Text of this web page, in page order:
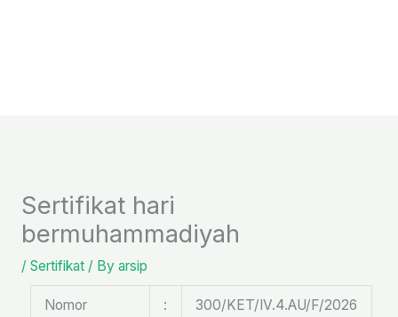
Sertifikat hari
bermuhammadiyah
/ Sertifikat/ By arsip
Nomor : 300/KET/IV.4.AU/F/2026